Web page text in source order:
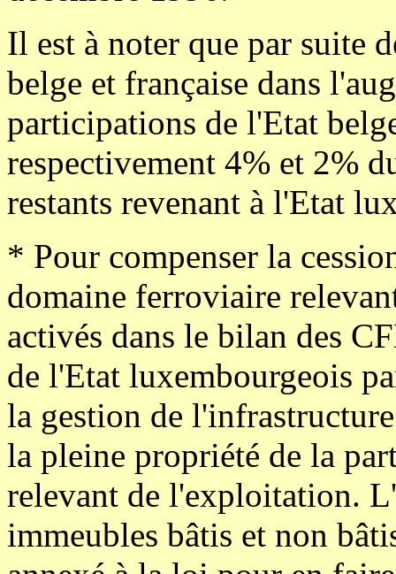
Il est à noter que par suite
belge et française dans
participations de l'Etat
respectivement 4% et 2%
restants revenant à l'Etat
* Pour compenser la
domaine ferroviaire
activés dans le bilan des
de l'Etat luxembourgeois
la gestion de
la pleine propriété de la
relevant de l'exploitation.
immeubles bâtis et non